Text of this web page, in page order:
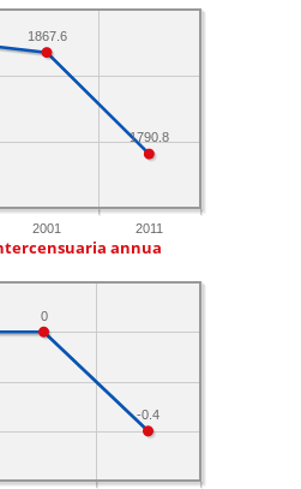
2001 2011
1790.8
1867.6
annua
-0.4
0